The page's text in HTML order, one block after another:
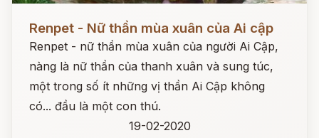
Renpet - Nữ thần mùa xuân của Ai cập
Renpet - nữ thần mùa xuân của người Ai Cập,
nàng là nữ thần của thanh xuân và sung túc,
một trong số ít những vị thần Ai Cập không
có... đầu là một con thú.
19-02-2020